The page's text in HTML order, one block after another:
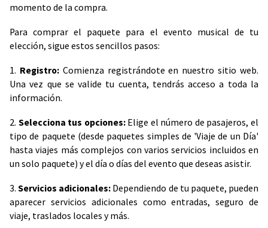
momento de la compra.
Para comprar el paquete para el evento musical de tu
elección, sigue estos sencillos pasos:
1. Registro:Comienza registrándote en nuestro sitio web.
Una vez que se valide tu cuenta, tendrás acceso a toda la
información.
2. Selecciona tus opciones:Elige el número de pasajeros, el
tipo de paquete (desde paquetes simples de 'Viaje de un Día'
hasta viajes más complejos con varios servicios incluidos en
un solo paquete) y el día o días del evento que deseas asistir.
3.Servicios adicionales: Dependiendo de tu paquete, pueden
aparecer servicios adicionales como entradas, seguro de
viaje, traslados locales y más.